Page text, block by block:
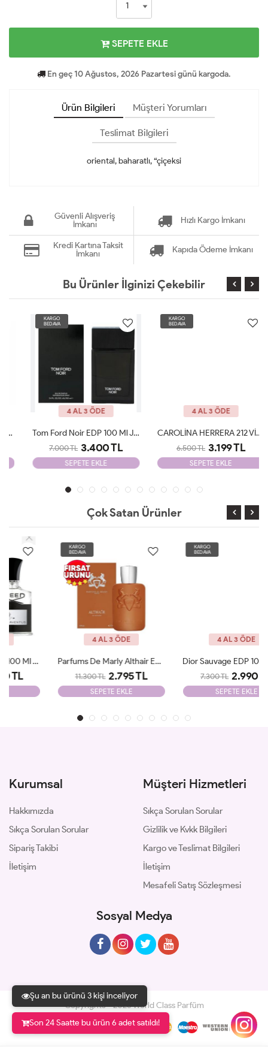
SEPETE EKLE
En geç 10 Ağustos, 2026 Pazartesi günü kargoda.
Ürün Bilgileri Müşteri Yorumları
Teslimat Bilgileri
oriental, baharatlı, “çiçeksi
Güvenli Alışveriş
İmkanı
Hızlı Kargo İmkanı
Kredi Kartına Taksit
İmkanı
Kapıda Ödeme İmkanı
Şu an bu ürünü 3 kişi inceliyor
Son 24 Saatte bu ürün 6 adet satıldı!
Bu Ürünler İlginizi Çekebilir
KARGO
BEDAVA
4 AL 3 ÖDE
Tom Ford Noir EDP 100 Ml JLT Man
7.000 TL 3.400 TL
SEPETE EKLE
KARGO
BEDAVA
4 AL 3 ÖDE
CAROLİNA HERRERA 212 VİP MEN EDT 100 ML JLT Man
6.500 TL 3.199 TL
SEPETE EKLE
Çok Satan Ürünler
KARGO
BEDAVA
Parfums De Marly Althair EDP 125 Ml Man JLT
2.795 TL
SEPETE EKLE
KARGO
BEDAVA
Dior Sauvage EDP 100 ML Parfüm Erkek JLT
2.990 TL
SEPETE EKLE
Kurumsal
Hakkımızda
Sıkça Sorulan Sorular
Sipariş Takibi
İletişim
Müşteri Hizmetleri
Sıkça Sorulan Sorular
Gizlilik ve Kvkk Bilgileri
Kargo ve Teslimat Bilgileri
İletişim
Mesafeli Satış Sözleşmesi
Sosyal Medya
Copyrights © 2026 World Class Parfüm